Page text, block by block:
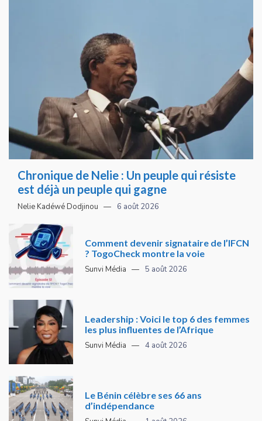
Chronique de Nelie : Un peuple qui résiste
est déjà un peuple qui gagne
Nelie Kadéwé Dodjinou 6 août 2026
Comment devenir signataire de l’IFCN
? TogoCheck montre la voie
Sunvi Média 5 août 2026
Leadership : Voici le top 6 des femmes
les plus influentes de l’Afrique
Sunvi Média 4 août 2026
Le Bénin célèbre ses 66 ans
d’indépendance